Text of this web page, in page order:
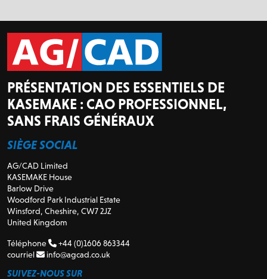
PRÉSENTATION DES ESSENTIELS DE
KASEMAKE : CAO PROFESSIONNEL,
SANS FRAIS GÉNÉRAUX
SIÈGE SOCIAL
AG/CAD Limited
KASEMAKE House
Barlow Drive
Woodford Park Industrial Estate
Winsford, Cheshire, CW7 2JZ
United Kingdom
Téléphone
+44 (0)1606 863344
courriel
info@agcad.co.uk
SUIVEZ-NOUS SUR